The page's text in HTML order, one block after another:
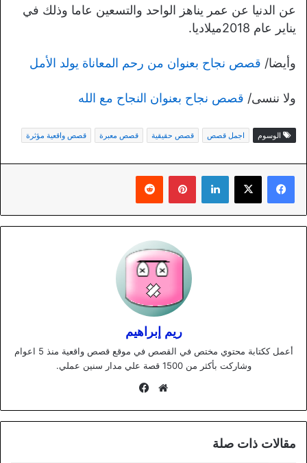
عن الدنيا عن عمر يناهز الواحد والتسعين عاما وذلك في
يناير عام 2018ميلاديا.
وأيضا/ قصص نجاح بعنوان من رحم المعاناة يولد الأمل
ولا ننسى/ قصص نجاح بعنوان النجاح مع الله
الوسوم اجمل قصص قصص حقيقية قصص معبرة قصص واقعية مؤثرة
لينكدإن بينتيريست
ريم إبراهيم
أعمل ككتابة محتوي مختص في القصص في موقع قصص واقعية منذ 5 اعوام
وشاركت بأكثر من 1500 قصة علي مدار سنين عملي.
موقع
مقالات ذات صلة